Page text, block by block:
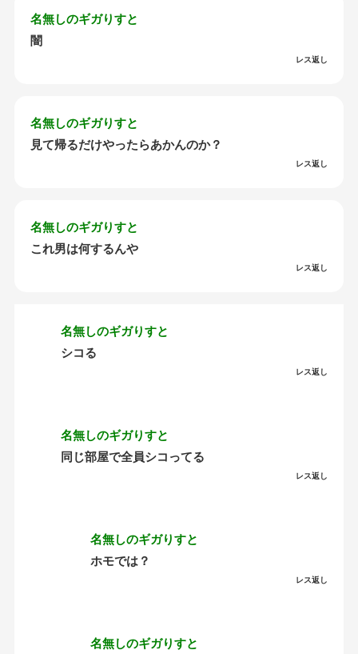
名無しのギガりすと
闇
レス返し
名無しのギガりすと
見て帰るだけやったらあかんのか？
レス返し
名無しのギガりすと
これ男は何するんや
レス返し
名無しのギガりすと
シコる
レス返し
名無しのギガりすと
同じ部屋で全員シコってる
レス返し
名無しのギガりすと
ホモでは？
レス返し
名無しのギガりすと